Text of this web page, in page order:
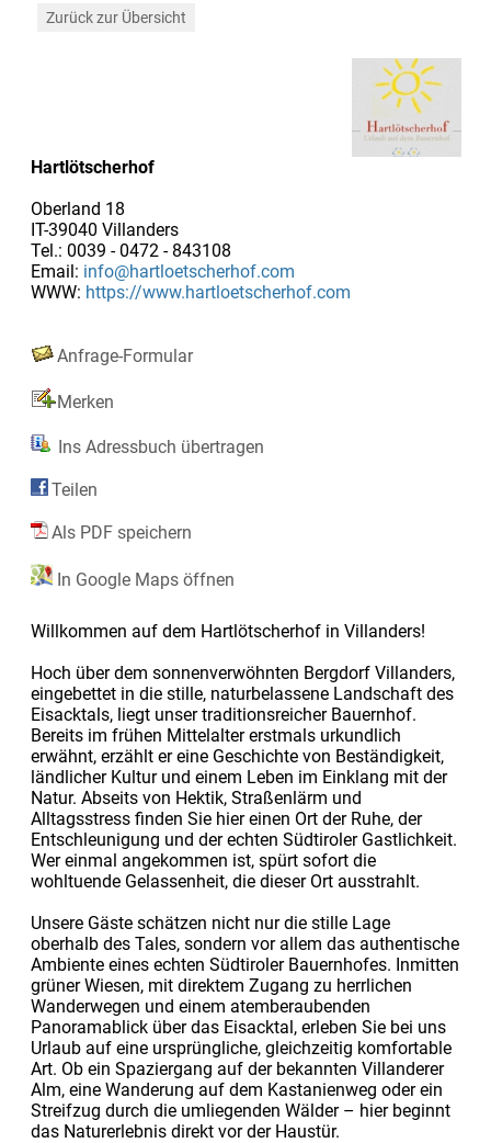
Zurück zur Übersicht
Hartlötscherhof
Oberland 18
IT-39040 Villanders
Tel.: 0039 - 0472 - 843108
Email: info@hartloetscherhof.com
WWW: https://www.hartloetscherhof.com
Anfrage-Formular
Merken
Ins Adressbuch übertragen
Teilen
Als PDF speichern
In Google Maps öffnen
Willkommen auf dem Hartlötscherhof in Villanders!
Hoch über dem sonnenverwöhnten Bergdorf Villanders,
eingebettet in die stille, naturbelassene Landschaft des
Eisacktals, liegt unser traditionsreicher Bauernhof.
Bereits im frühen Mittelalter erstmals urkundlich
erwähnt, erzählt er eine Geschichte von Beständigkeit,
ländlicher Kultur und einem Leben im Einklang mit der
Natur. Abseits von Hektik, Straßenlärm und
Alltagsstress finden Sie hier einen Ort der Ruhe, der
Entschleunigung und der echten Südtiroler Gastlichkeit.
Wer einmal angekommen ist, spürt sofort die
wohltuende Gelassenheit, die dieser Ort ausstrahlt.
Unsere Gäste schätzen nicht nur die stille Lage
oberhalb des Tales, sondern vor allem das authentische
Ambiente eines echten Südtiroler Bauernhofes. Inmitten
grüner Wiesen, mit direktem Zugang zu herrlichen
Wanderwegen und einem atemberaubenden
Panoramablick über das Eisacktal, erleben Sie bei uns
Urlaub auf eine ursprüngliche, gleichzeitig komfortable
Art. Ob ein Spaziergang auf der bekannten Villanderer
Alm, eine Wanderung auf dem Kastanienweg oder ein
Streifzug durch die umliegenden Wälder – hier beginnt
das Naturerlebnis direkt vor der Haustür.